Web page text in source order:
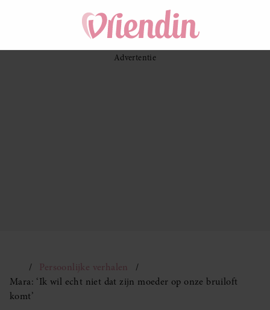
Persoonlijke verhalen
Mara: ‘Ik wil echt niet dat zijn moeder op onze bruiloft
komt’